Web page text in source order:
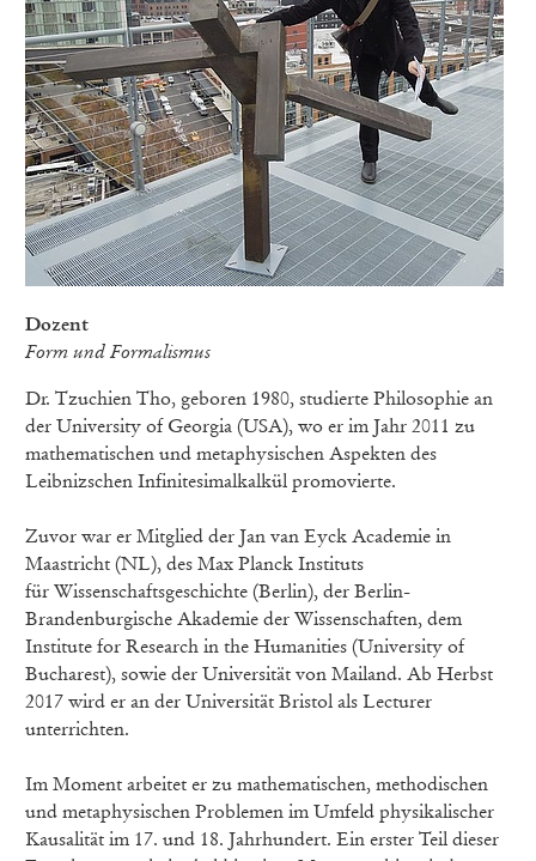
Dozent
Form und Formalismus
Dr. Tzuchien Tho, geboren 1980, studierte Philosophie an
der University of Georgia (USA), wo er im Jahr 2011 zu
mathematischen und metaphysischen Aspekten des
Leibnizschen Infinitesimalkalkül promovierte.
Zuvor war er Mitglied der Jan van Eyck Academie in
Maastricht (NL), des Max Planck Instituts
für Wissenschaftsgeschichte (Berlin), der Berlin-
Brandenburgische Akademie der Wissenschaften, dem
Institute for Research in the Humanities (University of
Bucharest), sowie der Universität von Mailand. Ab Herbst
2017 wird er an der Universität Bristol als Lecturer
unterrichten.
Im Moment arbeitet er zu mathematischen, methodischen
und metaphysischen Problemen im Umfeld physikalischer
Kausalität im 17. und 18. Jahrhundert. Ein erster Teil dieser